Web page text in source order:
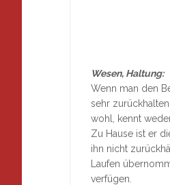
Wesen, Haltung:
Wenn man den
sehr
wohl, kennt
Zu Hause ist er
ihn nicht
Laufen
verfügen.